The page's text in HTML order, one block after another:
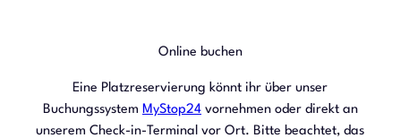
Stellplatzordnung
Online buchen
Eine Platzreservierung könnt ihr über unser
Buchungssystem MyStop24vornehmen oder direkt an
unserem Check-in-Terminal vor Ort. Bitte beachtet, das